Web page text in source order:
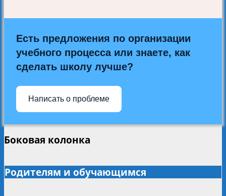
Есть предложения по организации
учебного процесса или знаете, как
сделать школу лучше?
Написать о проблеме
Боковая колонка
Родителям и обучающимся